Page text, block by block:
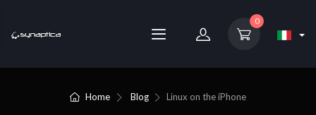
0
Home Blog Linux on the iPhone